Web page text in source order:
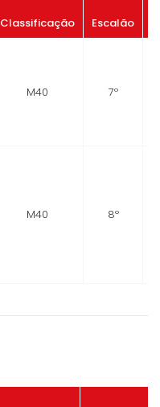
Classificação Escalão
M40 7º
M40 8º